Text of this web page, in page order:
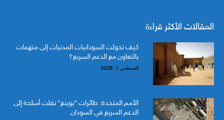
المقالات الأكثر قراءة
كيف تحولت السودانيات المدنيات إلى متهمات
بالتعاون مع الدعم السريع؟
أغسطس 1, 2026
الأمم المتحدة: طائرات “بوينغ” نقلت أسلحة إلى
الدعم السريع في السودان